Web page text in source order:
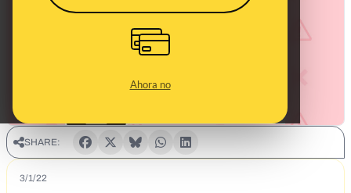
Ahora no
SHARE:
3/1/22